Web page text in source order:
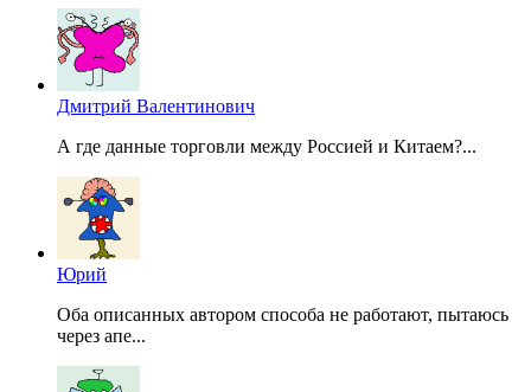
Дмитрий Валентинович
А где данные торговли между Россией и Китаем?...
Юрий
Оба описанных автором способа не работают, пытаюсь
через апе...